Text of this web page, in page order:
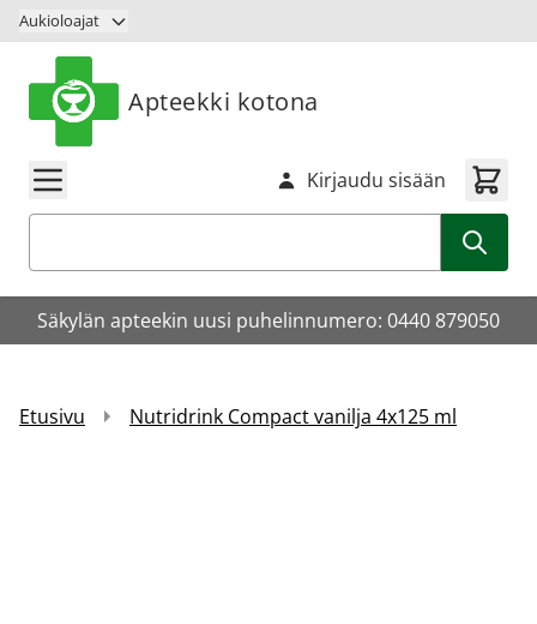
Siirry sisältöön
Aukioloajat
Apteekki kotona
Kirjaudu sisään
Säkylän apteekin uusi puhelinnumero: 0440 879050
Etusivu Nutridrink Compact vanilja 4x125 ml